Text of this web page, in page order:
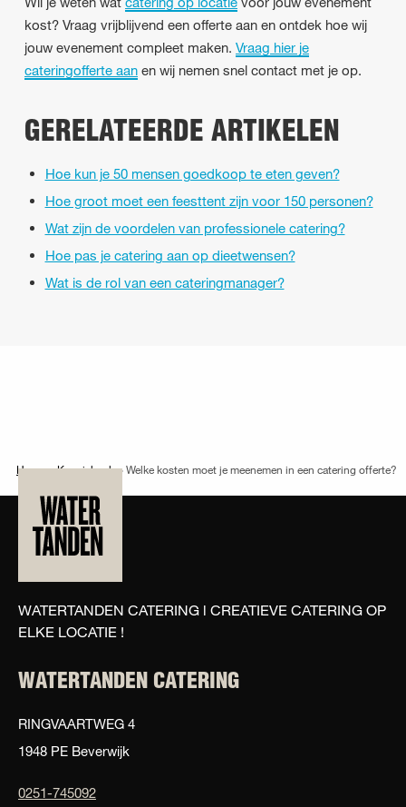
kost? Vraag vrijblijvend een offerte aan en ontdek hoe wij
jouw evenement compleet maken. Vraag hier je
cateringofferte aan en wij nemen snel contact met je op.
GERELATEERDE ARTIKELEN
Hoe kun je 50 mensen goedkoop te eten geven?
Hoe groot moet een feesttent zijn voor 150 personen?
Wat zijn de voordelen van professionele catering?
Hoe pas je catering aan op dieetwensen?
Wat is de rol van een cateringmanager?
Home>Kennisbank>Welke kosten moet je meenemen in een catering offerte?
WATERTANDEN CATERING l CREATIEVE CATERING OP
ELKE LOCATIE !
WATERTANDEN CATERING
RINGVAARTWEG 4
1948 PE Beverwijk
0251-745092